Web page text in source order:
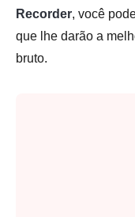
Recorder, você
que lhe darão a
bruto.